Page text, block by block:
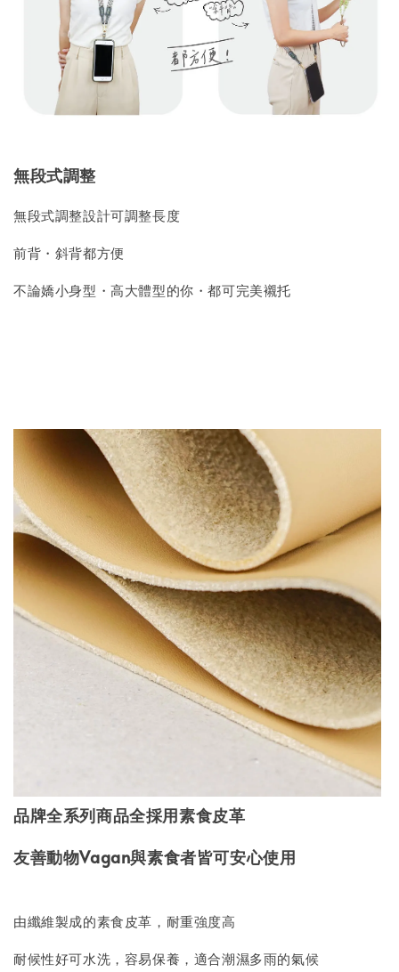
無段式調整
無段式調整設計可調整長度
前背・斜背都方便
不論嬌小身型・高大體型的你・都可完美襯托
品牌全系列商品全採用素食皮革
友善動物Vagan與素食者皆可安心使用
由纖維製成的素食皮革，耐重強度高
耐候性好可水洗，容易保養，適合潮濕多雨的氣候